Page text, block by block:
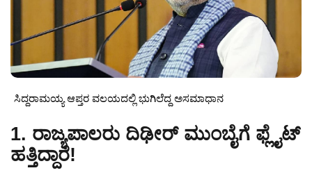
ಸಿದ್ದರಾಮಯ್ಯ ಆಪ್ತರ ವಲಯದಲ್ಲಿ ಭುಗಿಲೆದ್ದ ಅಸಮಾಧಾನ
1. ರಾಜ್ಯಪಾಲರು ದಿಢೀರ್ ಮುಂಬೈಗೆ ಫ್ಲೈಟ್
ಹತ್ತಿದ್ದಾರೆ!